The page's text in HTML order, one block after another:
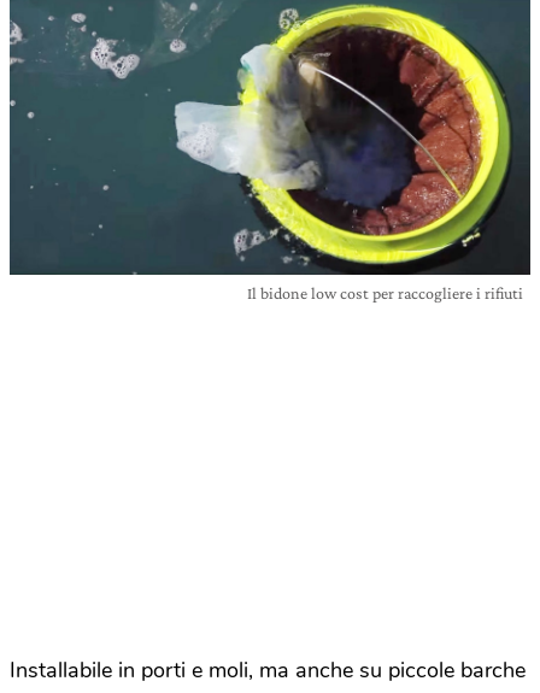
Il bidone low cost per raccogliere i rifiuti
Installabile in porti e moli, ma anche su piccole barche